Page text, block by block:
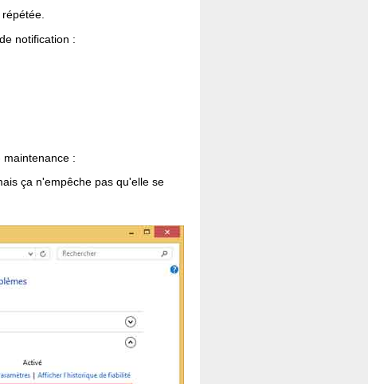
notification :
:
ça n'empêche pas qu'elle se